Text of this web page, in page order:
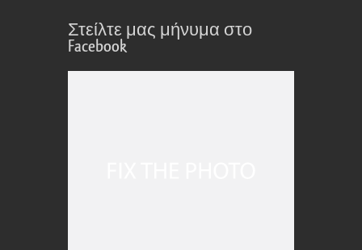
Στείλτε μας μήνυμα στο
Facebook